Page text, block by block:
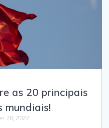
as 20 principais
mundiais!
20, 2022